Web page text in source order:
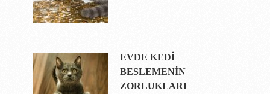
EVDE KEDİ
BESLEMENİN
ZORLUKLARI